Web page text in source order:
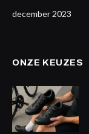
december 2023
ONZE KEUZES